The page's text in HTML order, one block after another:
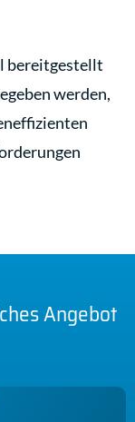
bereitgestellt
werden,
Angebot